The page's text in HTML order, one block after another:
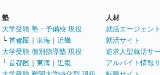
塾
大学受験 塾・予備校 現役
└ 首都圏 ｜ 東海 ｜ 近畿
大学受験 個別指導塾 現役
└ 首都圏 ｜ 東海 ｜ 近畿
人材
就活エージェント
就活サイト
逆求人型就活サ
アルバイト情報